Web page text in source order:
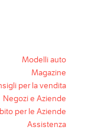
Modelli auto
Magazine
per la vendita
Negozi e Aziende
per le Aziende
Assistenza